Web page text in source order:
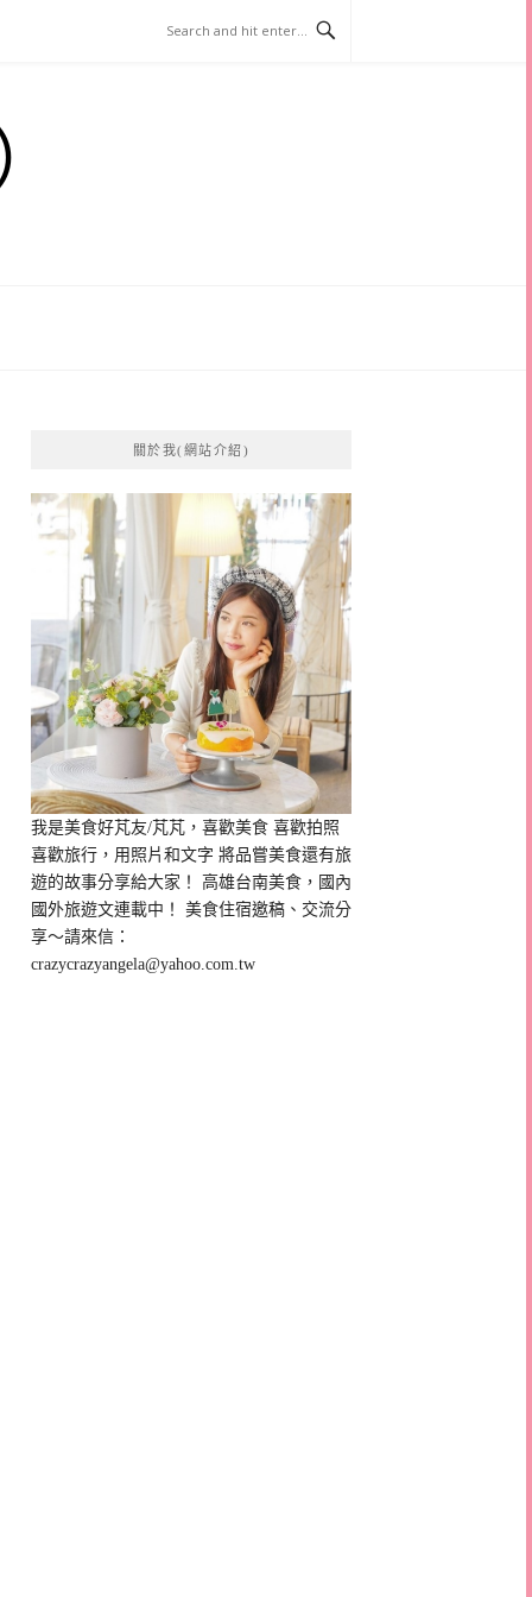
關於我(網站介紹)
我是美食好芃友/芃芃，喜歡美食 喜歡拍照
喜歡旅行，用照片和文字 將品嘗美食還有旅
遊的故事分享給大家！ 高雄台南美食，國內
國外旅遊文連載中！ 美食住宿邀稿、交流分
享～請來信：
crazycrazyangela@yahoo.com.tw